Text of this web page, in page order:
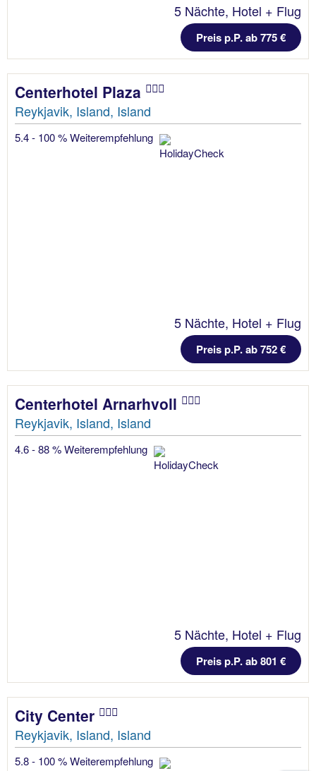
5 Nächte, Hotel + Flug
Preis p.P. ab 775 €
Centerhotel Plaza
Reykjavik, Island, Island
5.4 - 100 % Weiterempfehlung
5 Nächte, Hotel + Flug
Preis p.P. ab 752 €
Centerhotel Arnarhvoll
Reykjavik, Island, Island
4.6 - 88 % Weiterempfehlung
5 Nächte, Hotel + Flug
Preis p.P. ab 801 €
City Center
Reykjavik, Island, Island
5.8 - 100 % Weiterempfehlung